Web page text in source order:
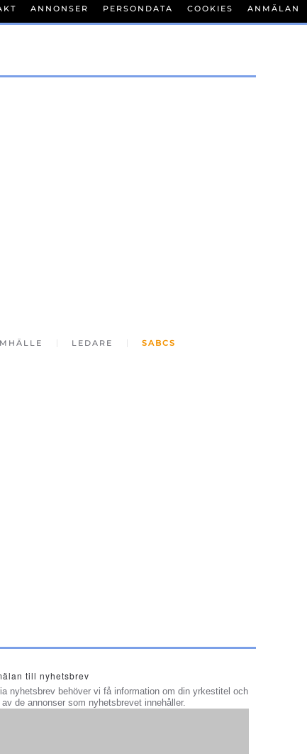
LEDARE SABCS
ANNONSER PERSONDATA COOKIES ANMÄLAN
till nyhetsbrev
nyhetsbrev behöver vi få information om din yrkestitel och
de annonser som nyhetsbrevet innehåller.